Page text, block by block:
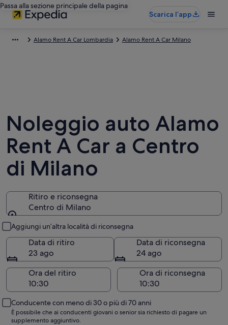
Passa alla sezione principale della pagina
Scarica l’app
Alamo Rent A Car Lombardia Alamo Rent A Car Milano
Noleggio auto Alamo
Rent A Car a Centro
di Milano
Ritiro e riconsegna
Centro di Milano
Aggiungi un’altra località di riconsegna
Data di ritiro
23 ago
Data di riconsegna
24 ago
Ora del ritiro
Ora di riconsegna
Conducente con meno di 30 o più di 70 anni
È possibile che ai conducenti giovani o senior sia richiesto di pagare un
supplemento aggiuntivo.